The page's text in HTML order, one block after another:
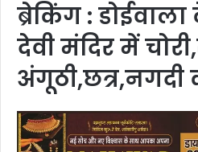
ब्रेकिंग :
देवी मंदिर में
अंगूठी,छत्र,नगदी